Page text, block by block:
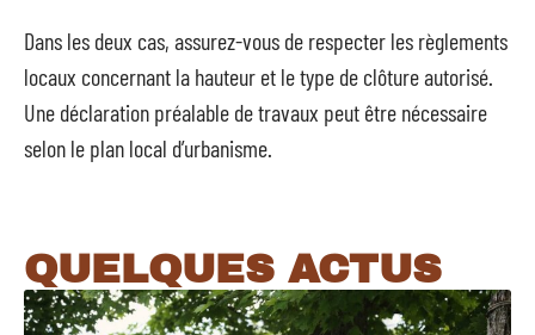
Dans les deux cas, assurez-vous de respecter les règlements
locaux concernant la hauteur et le type de clôture autorisé.
Une déclaration préalable de travaux peut être nécessaire
selon le plan local d’urbanisme.
QUELQUES ACTUS